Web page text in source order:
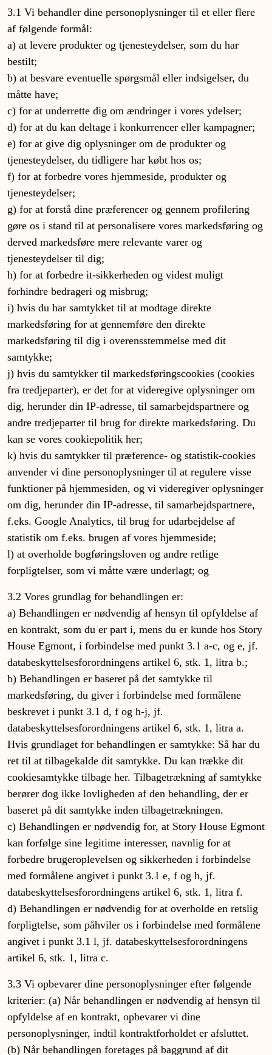
3.1 Vi behandler dine personoplysninger til et eller flere
af følgende formål:
a) at levere produkter og tjenesteydelser, som du har
bestilt;
b) at besvare eventuelle spørgsmål eller indsigelser, du
måtte have;
c) for at underrette dig om ændringer i vores ydelser;
d) for at du kan deltage i konkurrencer eller kampagner;
e) for at give dig oplysninger om de produkter og
tjenesteydelser, du tidligere har købt hos os;
f) for at forbedre vores hjemmeside, produkter og
tjenesteydelser;
g) for at forstå dine præferencer og gennem profilering
gøre os i stand til at personalisere vores markedsføring og
derved markedsføre mere relevante varer og
tjenesteydelser til dig;
h) for at forbedre it-sikkerheden og videst muligt
forhindre bedrageri og misbrug;
i) hvis du har samtykket til at modtage direkte
markedsføring for at gennemføre den direkte
markedsføring til dig i overensstemmelse med dit
samtykke;
j) hvis du samtykker til markedsføringscookies (cookies
fra tredjeparter), er det for at videregive oplysninger om
dig, herunder din IP-adresse, til samarbejdspartnere og
andre tredjeparter til brug for direkte markedsføring. Du
kan se vores cookiepolitik her;
k) hvis du samtykker til præference- og statistik-cookies
anvender vi dine personoplysninger til at regulere visse
funktioner på hjemmesiden, og vi videregiver oplysninger
om dig, herunder din IP-adresse, til samarbejdspartnere,
f.eks. Google Analytics, til brug for udarbejdelse af
statistik om f.eks. brugen af vores hjemmeside;
l) at overholde bogføringsloven og andre retlige
forpligtelser, som vi måtte være underlagt; og
3.2 Vores grundlag for behandlingen er:
a) Behandlingen er nødvendig af hensyn til opfyldelse af
en kontrakt, som du er part i, mens du er kunde hos Story
House Egmont, i forbindelse med punkt 3.1 a-c, og e, jf.
databeskyttelsesforordningens artikel 6, stk. 1, litra b.;
b) Behandlingen er baseret på det samtykke til
markedsføring, du giver i forbindelse med formålene
beskrevet i punkt 3.1 d, f og h-j, jf.
databeskyttelsesforordningens artikel 6, stk. 1, litra a.
Hvis grundlaget for behandlingen er samtykke: Så har du
ret til at tilbagekalde dit samtykke. Du kan trække dit
cookiesamtykke tilbage her. Tilbagetrækning af samtykke
berører dog ikke lovligheden af den behandling, der er
baseret på dit samtykke inden tilbagetrækningen.
c) Behandlingen er nødvendig for, at Story House Egmont
kan forfølge sine legitime interesser, navnlig for at
forbedre brugeroplevelsen og sikkerheden i forbindelse
med formålene angivet i punkt 3.1 e, f og h, jf.
databeskyttelsesforordningens artikel 6, stk. 1, litra f.
d) Behandlingen er nødvendig for at overholde en retslig
forpligtelse, som påhviler os i forbindelse med formålene
angivet i punkt 3.1 l, jf. databeskyttelsesforordningens
artikel 6, stk. 1, litra c.
3.3 Vi opbevarer dine personoplysninger efter følgende
kriterier: (a) Når behandlingen er nødvendig af hensyn til
opfyldelse af en kontrakt, opbevarer vi dine
personoplysninger, indtil kontraktforholdet er afsluttet.
(b) Når behandlingen foretages på baggrund af dit